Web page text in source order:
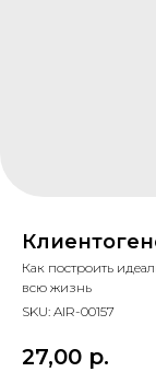
Как пос­тро­ить
всю жизнь
SKU: AIR-00157
27,00 р.